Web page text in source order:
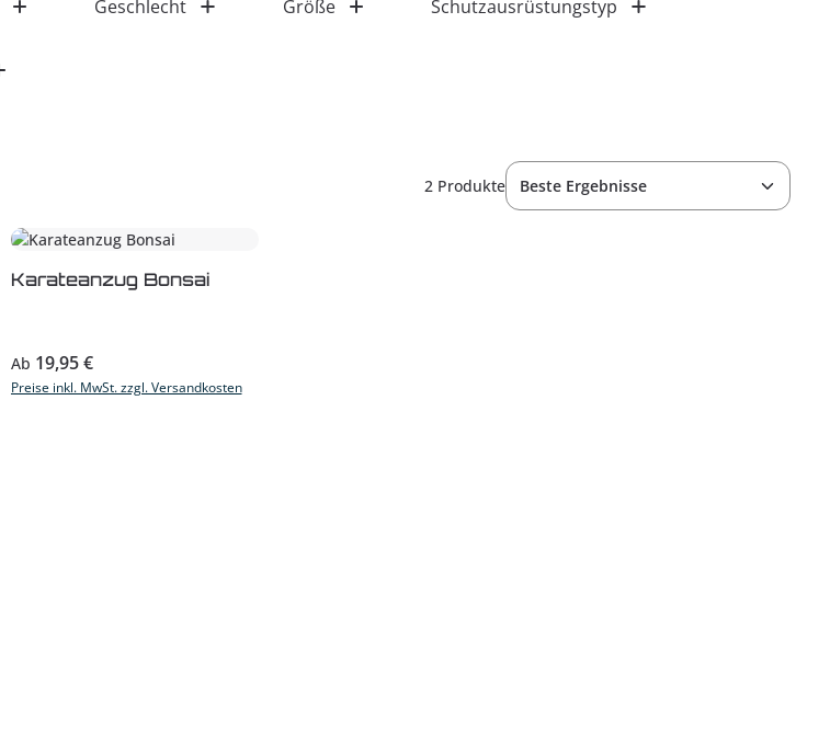
Geschlecht Größe Schutzausrüstungstyp
2 Produkte
Karateanzug Bonsai
Regulärer Preis:
Ab 19,95 €
Preise inkl. MwSt. zzgl. Versandkosten